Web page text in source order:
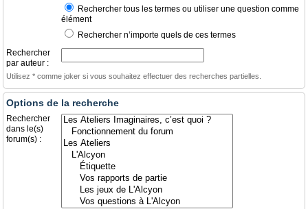
Rechercher tous les termes ou utiliser une question comme
élément
Rechercher n’importe quels de ces termes
Rechercher
par auteur :
Utilisez * comme joker si vous souhaitez effectuer des recherches partielles.
Options de la recherche
Rechercher
dans le(s)
forum(s) :